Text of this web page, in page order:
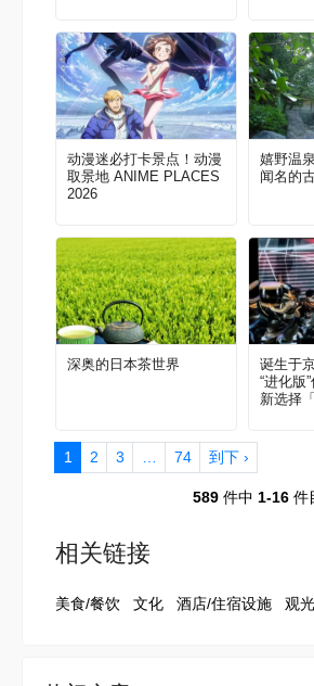
动漫迷必打卡景点！动漫
取景地 ANIME PLACES
2026
嬉野温
闻名的
深奥的日本茶世界
诞生于
“进化版
新选择
1 2 3 74 到下 ›
589 件中 1-16 件
相关链接
美食/餐饮 文化 酒店/住宿设施 观光